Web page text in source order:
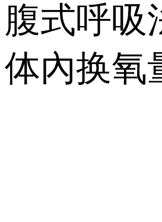
腹式呼吸
体內换氧